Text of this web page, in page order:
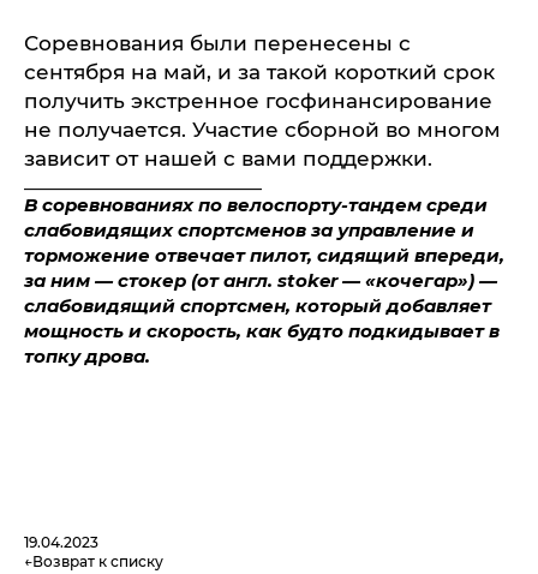
Соревнования были перенесены с
сентября на май, и за такой короткий срок
получить экстренное госфинансирование
не получается. Участие сборной во многом
зависит от нашей с вами поддержки.
В соревнованиях по велоспорту-тандем среди
слабовидящих спортсменов за управление и
торможение отвечает пилот, сидящий впереди,
за ним — стокер (от англ. stoker — «кочегар») —
слабовидящий спортсмен, который добавляет
мощность и скорость, как будто подкидывает в
топку дрова.
19.04.2023
Возврат к списку